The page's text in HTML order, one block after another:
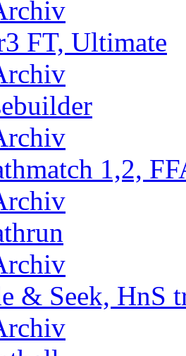
FT, Ultimate
1,2,
& Seek, HnS